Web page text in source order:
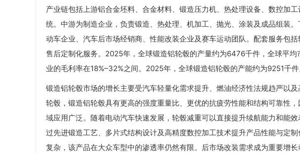
产业链包括上游铝合金坯料、合金材料、锻造压力机、热处理设备、数控加
统。中游为制造企业，负责锻造、热处理、机加工、抛光、涂装及成品组装
动车企业、汽车后市场经销商、性能改装企业及赛车运动团队。配套服务包
售后定制化服务。2025年，全球锻造铝轮毂的产量约为6476千件，全球平
业的毛利率在18%–32%之间。2025年，全球锻造铝轮毂的产能约为9251千件
锻造铝轮毂市场的增长主要受汽车轻量化需求提升、燃油经济性法规趋严以
轮毂，锻造铝轮毂具有更高的强度重量比、更优的抗疲劳性能和结构可靠性
域应用广泛。随着电动汽车快速发展，轮毂减重可以直接提升续航能力和能
过先进锻造工艺、多片式结构设计及高精度数控加工技术提升产品性能与定
复杂，该产品在大众车型中的渗透率仍然有限。后市场改装需求成为重要增